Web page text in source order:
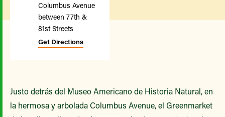
Columbus Avenue
between 77th &
81st Streets
Get Directions
Justo detrás del Museo Americano de Historia Natural, en
la hermosa y arbolada Columbus Avenue, el Greenmarket